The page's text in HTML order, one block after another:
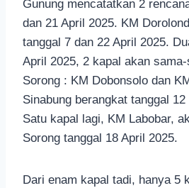
Gunung mencatatkan 2
dan 21 April 2025. KM
tanggal 7 dan 22 April 2025.
April 2025, 2 kapal akan
Sorong : KM Dobonsolo dan
Sinabung berangkat tanggal
Satu kapal lagi, KM Labobar,
Sorong tanggal 18 April 2025.
Dari enam kapal tadi, hanya 5